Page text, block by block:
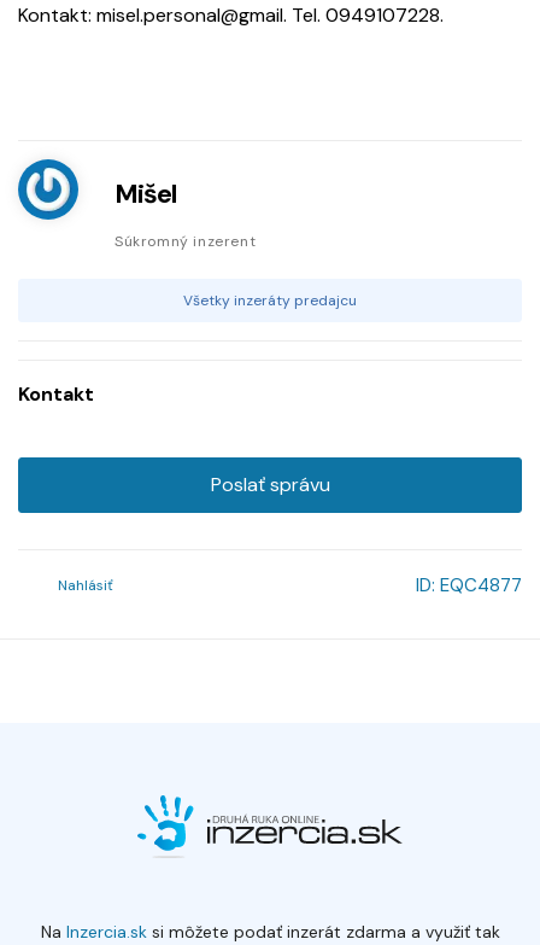
Kontakt: misel.personal@gmail. Tel. 0949107228.
Mišel
Súkromný inzerent
Všetky inzeráty predajcu
Kontakt
Poslať správu
Nahlásiť ID: EQC4877
Na Inzercia.sksi môžete podať inzerát zdarma a využiť tak